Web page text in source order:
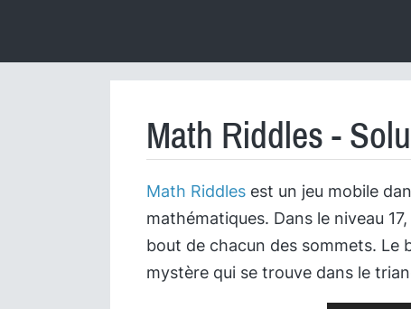
Math Riddles -
Math Riddles est un jeu mobile
mathématiques. Dans le niveau
bout de chacun des sommets. Le
mystère qui se trouve dans le